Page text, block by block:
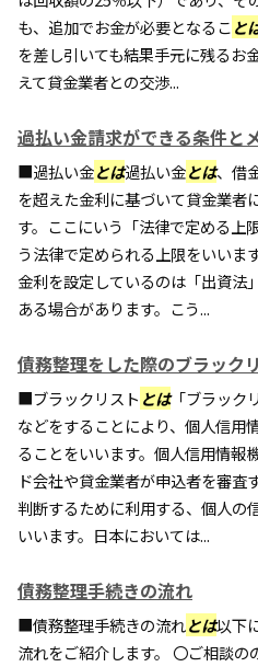
も、追加でお金が必要となること
を差し引いても結果手元に残るお
えて貸金業者との交渉...
過払い金請求ができる条件と
■過払い金とは過払い金とは、借
を超えた金利に基づいて貸金業者
す。ここにいう「法律で定める上限
う法律で定められる上限をいいま
金利を設定しているのは「出資法
ある場合があります。こう...
債務整理をした際のブラック
■ブラックリスト とは「ブラック
などをすることにより、個人信用
ることをいいます。個人信用情報
ド会社や貸金業者が申込者を審査
判断するために利用する、個人の
いいます。日本においては...
債務整理手続きの流れ
■債務整理手続きの流れとは以下
流れをご紹介します。 〇ご相談